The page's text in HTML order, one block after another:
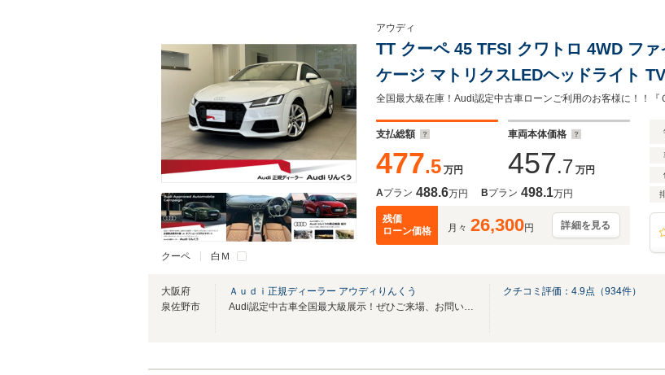
クーペ 白Ｍ
アウディ
TT クーペ 45 TFSI クワトロ 4WD フ
ケージ マトリクスLEDヘッドライト
ルーズコントロール マトリクスLED
ーター認定中古車
支払総額
477.5 万円
車両本体価格
457.7 万円
Aプラン 488.6万円 Bプラン 498.1万円
残価
ローン価格
月々 26,300円 詳細を見る
大阪府
泉佐野市
Ａｕｄｉ正規ディーラー アウディりんくう
Audi認定中古車全国最大級展示！ぜひご来場、お問い合わせ下さい。
クチコミ評価： 4.9点（934件）